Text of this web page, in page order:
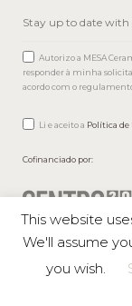
Autorizo a MESA
responder à minha
acordo com o
Li e aceito a Política de
Cofinanciado por:
Mesa © 2026 All
This website
We'll assume
you wish.